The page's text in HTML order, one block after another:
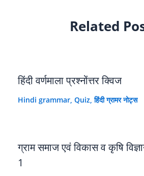
Related
हिंदी वर्णमाला प्रश्नोंत्तर क्विज
Hindi grammar, Quiz,हिंदी ग्रामर नोट्स
ग्राम समाज एवं विकास व कृषि
1